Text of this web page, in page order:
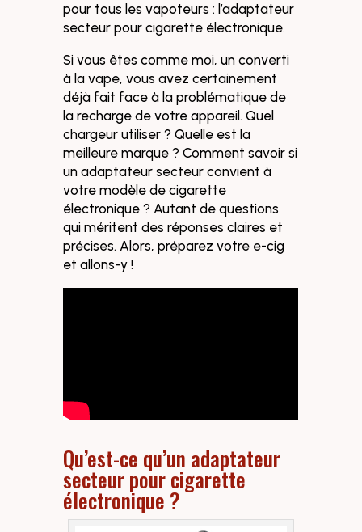
pour tous les vapoteurs : l’adaptateur
secteur pour cigarette électronique.
Si vous êtes comme moi, un converti
à la vape, vous avez certainement
déjà fait face à la problématique de
la recharge de votre appareil. Quel
chargeur utiliser ? Quelle est la
meilleure marque ? Comment savoir si
un adaptateur secteur convient à
votre modèle de cigarette
électronique ? Autant de questions
qui méritent des réponses claires et
précises. Alors, préparez votre e-cig
et allons-y !
Qu’est-ce qu’un adaptateur
secteur pour cigarette
électronique ?